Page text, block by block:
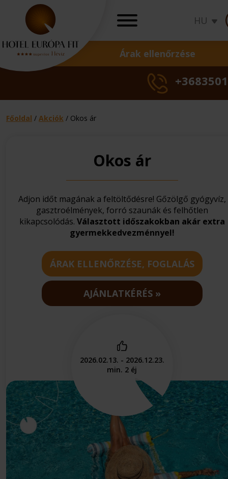
Árak ellenőrzése
HU
Családi
AJÁNLATOK
Akciók
Ünnepi ajánlatok
Árak
Nőgyógyászati
Főoldal / Akciók / Okos ár
Okos ár
Adjon időt magának a feltöltődésre! Gőzölgő gyógyvíz,
gasztroélmények, forró szaunák és felhőtlen
kikapcsolódás. Választott időszakokban akár extra
gyermekkedvezménnyel!
ÁRAK ELLENŐRZÉSE, FOGLALÁS
AJÁNLATKÉRÉS
2026.02.13. - 2026.12.23.
min. 2 éj